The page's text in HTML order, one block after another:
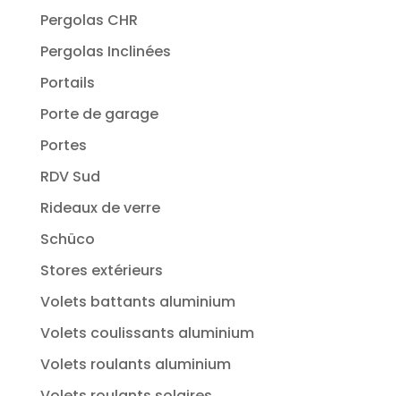
Pergolas CHR
Pergolas Inclinées
Portails
Porte de garage
Portes
RDV Sud
Rideaux de verre
Schüco
Stores extérieurs
Volets battants aluminium
Volets coulissants aluminium
Volets roulants aluminium